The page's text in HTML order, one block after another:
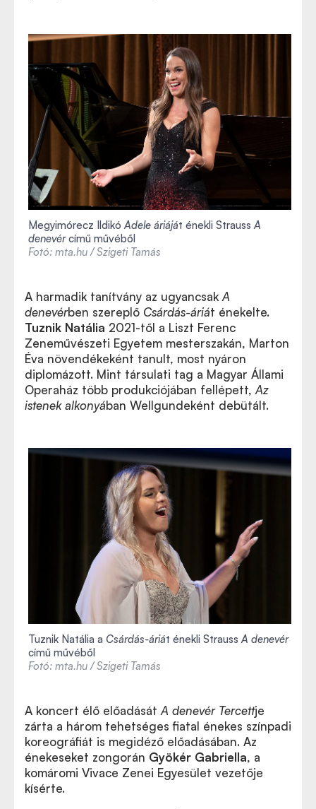
Megyimórecz IldikóAdele áriáját énekli StraussA
denevércímű művéből
Fotó: mta.hu / Szigeti Tamás
A harmadik tanítvány az ugyancsak A
denevérben szereplő Csárdás-áriát énekelte.
Tuznik Natália 2021-től a Liszt Ferenc
Zeneművészeti Egyetem mesterszakán, Marton
Éva növendékeként tanult, most nyáron
diplomázott. Mint társulati tag a Magyar Állami
Operaház több produkciójában fellépett, Az
istenek alkonyában Wellgundeként debütált.
Tuznik Natália a Csárdás-áriát énekli Strauss A denevér
című művéből
Fotó: mta.hu / Szigeti Tamás
A koncert élő előadását A denevér Tercettje
zárta a három tehetséges fiatal énekes színpadi
koreográfiát is megidéző előadásában. Az
énekeseket zongorán Gyökér Gabriella, a
komáromi Vivace Zenei Egyesület vezetője
kísérte.